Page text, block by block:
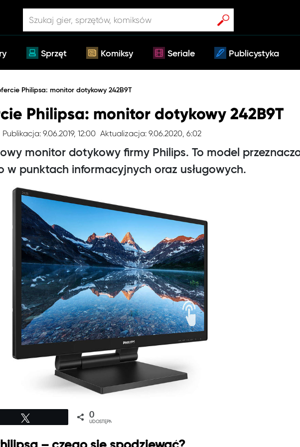
Sprzęt Komiksy Seriale Publicystyka
Philipsa: monitor dotykowy 242B9T
Philipsa: monitor dotykowy 242B9T
Publikacja: 9.06.2019, 12:00 Aktualizacja: 9.06.2020, 6:02
monitor dotykowy firmy Philips. To model
w punktach informacyjnych oraz usługowych.
0
UDOSTĘPNIEŃ